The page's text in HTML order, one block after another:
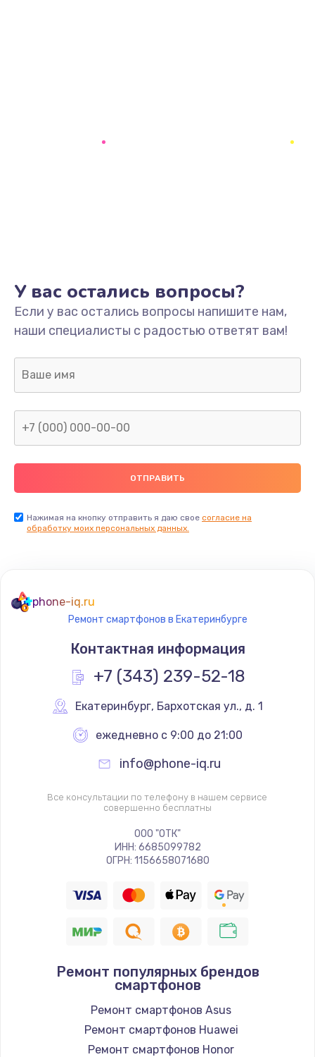
У вас остались вопросы?
Если у вас остались вопросы напишите нам,
наши специалисты с радостью ответят вам!
Нажимая на кнопку отправить я даю свое согласие на
обработку моих персональных данных.
phone-iq.ru
Ремонт смартфонов в Екатеринбурге
Контактная информация
+7 (343) 239-52-18
Екатеринбург, Бархотская ул., д. 1
ежедневно с 9:00 до 21:00
info@phone-iq.ru
Все консультации по телефону в нашем сервисе
совершенно бесплатны
ООО "ОТК"
ИНН: 6685099782
ОГРН: 1156658071680
Ремонт популярных брендов
смартфонов
Ремонт смартфонов Asus
Ремонт смартфонов Huawei
Ремонт смартфонов Honor